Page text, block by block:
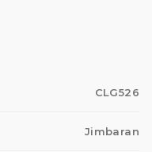
CLG526
Jimbaran